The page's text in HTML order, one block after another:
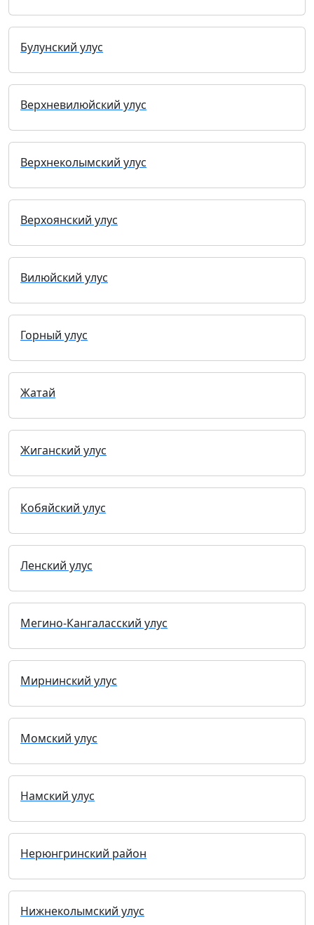
Булунский улус
Верхневилюйский улус
Верхнеколымский улус
Верхоянский улус
Вилюйский улус
Горный улус
Жатай
Жиганский улус
Кобяйский улус
Ленский улус
Мегино-Кангаласский улус
Мирнинский улус
Момский улус
Намский улус
Нерюнгринский район
Нижнеколымский улус